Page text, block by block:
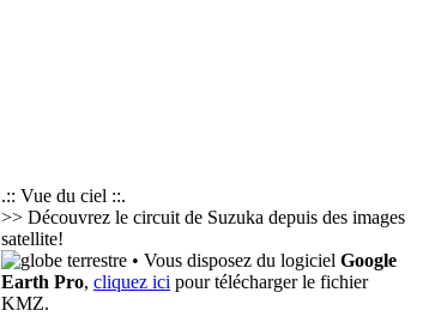
.:: Vue du ciel ::.
>> Découvrez le circuit de Suzuka depuis des images
satellite!
• Vous disposez du logiciel Google
Earth Pro, cliquez ici pour télécharger le fichier
KMZ.